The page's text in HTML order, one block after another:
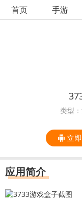
首页 手游
类型
立
应用简介